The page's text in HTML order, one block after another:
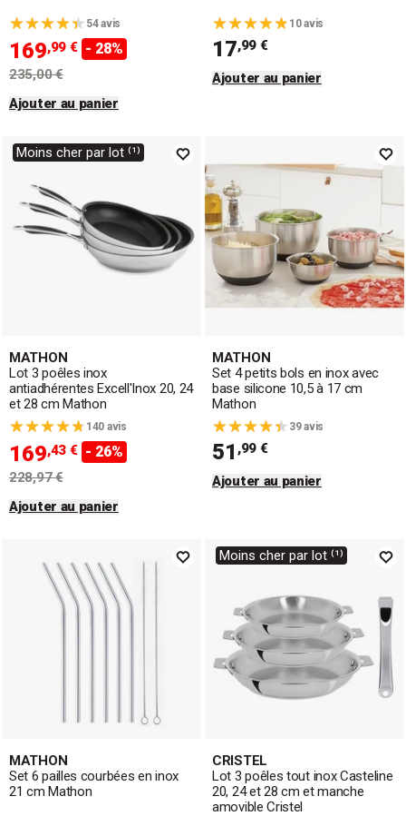
54 avis
169,99 € - 28%
235,00 €
Ajouter au panier
10 avis
17,99 €
Ajouter au panier
Moins cher par lot ⁽¹⁾
MATHON
Lot 3 poêles inox
antiadhérentes Excell'Inox 20, 24
et 28 cm Mathon
140 avis
169,43 € - 26%
228,97 €
Ajouter au panier
MATHON
Set 4 petits bols en inox avec
base silicone 10,5 à 17 cm
Mathon
39 avis
51 ,99 €
Ajouter au panier
MATHON
Set 6 pailles courbées en inox
21 cm Mathon
Moins cher par lot ⁽¹⁾
CRISTEL
Lot 3 poêles tout inox Casteline
20, 24 et 28 cm et manche
amovible Cristel